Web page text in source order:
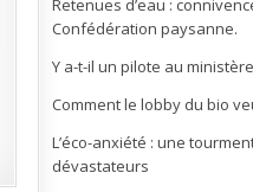
Retenues d’eau :
Confédération paysanne.
Y a-t-il un pilote au
Comment le lobby du bio
L’éco-anxiété : une
dévastateurs